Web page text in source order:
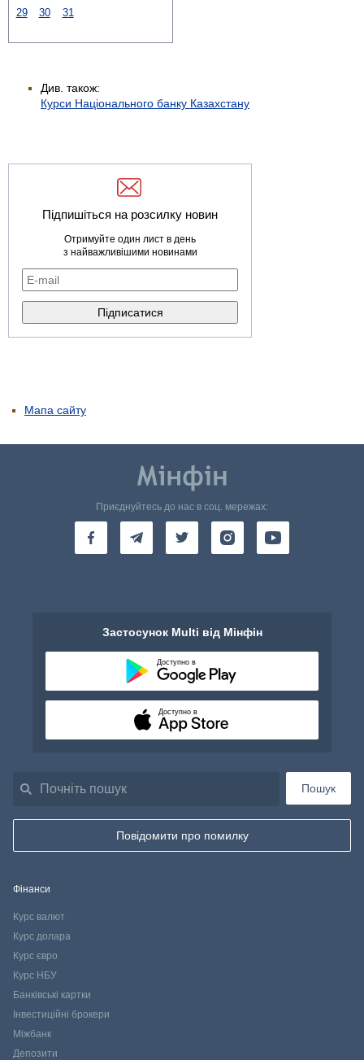
29
30 31
Див. також:
Курси Національного банку Казахстану
Підпишіться на розсилку новин
Отримуйте один лист в день
з найважливішими новинами
Мапа сайту
Пошук
Повідомити про помилку
Приєднуйтесь до нас в соц. мережах:
Застосунок Multi від Мінфін
Доступно в
Доступно в
Фінанси
Курс валют
Курс долара
Курс євро
Курс НБУ
Банківські картки
Інвестиційні брокери
Міжбанк
Депозити